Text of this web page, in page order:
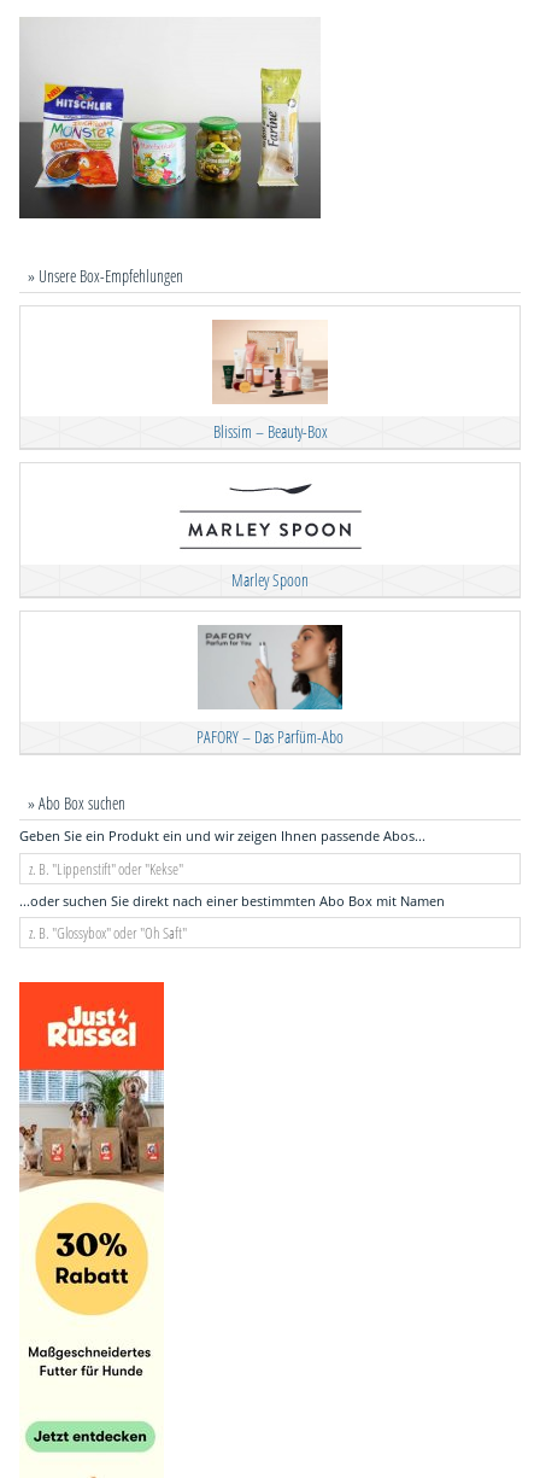
» Unsere Box-Empfehlungen
Blissim – Beauty-Box
Marley Spoon
PAFORY – Das Parfüm-Abo
» Abo Box suchen
Geben Sie ein Produkt ein und wir zeigen Ihnen passende Abos...
...oder suchen Sie direkt nach einer bestimmten Abo Box mit Namen